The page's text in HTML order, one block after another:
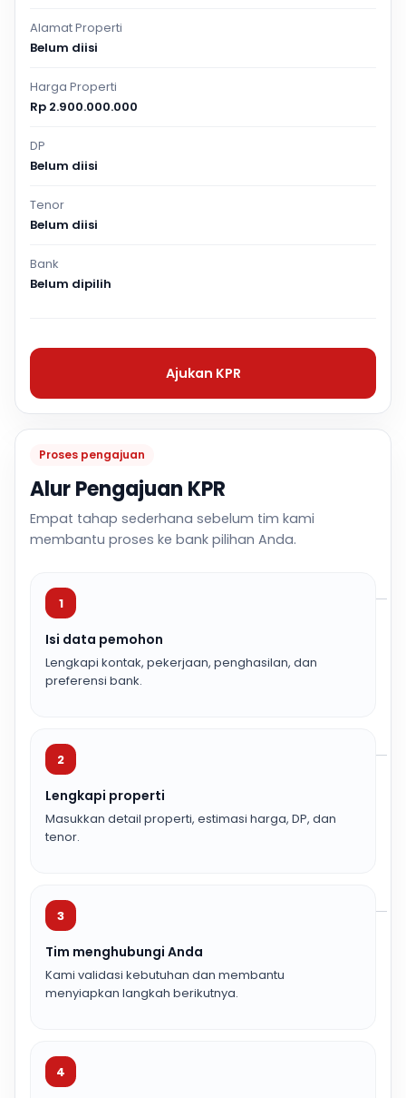
Proses pengajuan
Alur Pengajuan KPR
Empat tahap sederhana sebelum tim kami
membantu proses ke bank pilihan Anda.
1
Isi data pemohon
Lengkapi kontak, pekerjaan, penghasilan, dan
preferensi bank.
2
Lengkapi properti
Masukkan detail properti, estimasi harga, DP, dan
tenor.
3
Tim menghubungi Anda
Kami validasi kebutuhan dan membantu
menyiapkan langkah berikutnya.
4
Alamat Properti
Belum diisi
Harga Properti
Rp 2.900.000.000
DP
Belum diisi
Tenor
Belum diisi
Bank
Belum dipilih
Ajukan KPR